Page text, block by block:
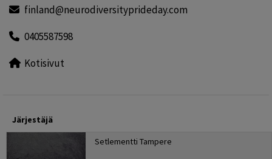
finland@neurodiversityprideday.com
0405587598
Kotisivut
Järjestäjä
Setlementti Tampere